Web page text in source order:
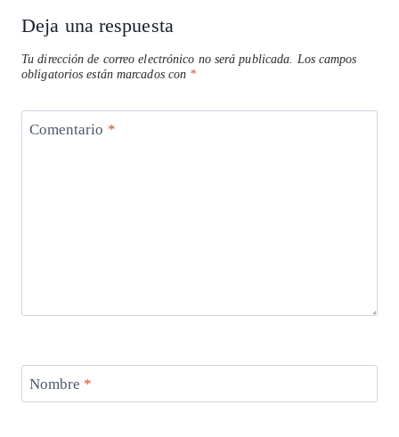
Deja una respuesta
Tu dirección de correo electrónico no será publicada.
Los campos
obligatorios están marcados con *
Comentario *
Nombre *